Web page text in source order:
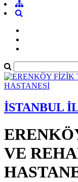
İSTANBUL
VE